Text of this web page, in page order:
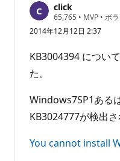
click
65,765 評
価
の
イ
ン
• MVP • ボ
2014年12月12日 2:37
KB3004394 につい
た。
Windows7SP1ある
KB3024777が検出さ
You cannot install